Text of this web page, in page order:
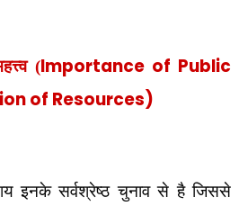
(Importance of Public
of Resources)
इनके सर्वश्रेष्ठ चुनाव से है जिससे